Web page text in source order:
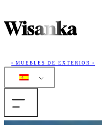
Wisanka
• MUEBLES DE EXTERIOR •